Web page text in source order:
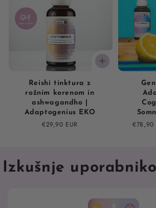
Reishi tinktura z
rožnim korenom in
ashwagandho |
Adaptogenius EKO
Regular
€29,90 EUR
Sale
€78,90
Izkušnje